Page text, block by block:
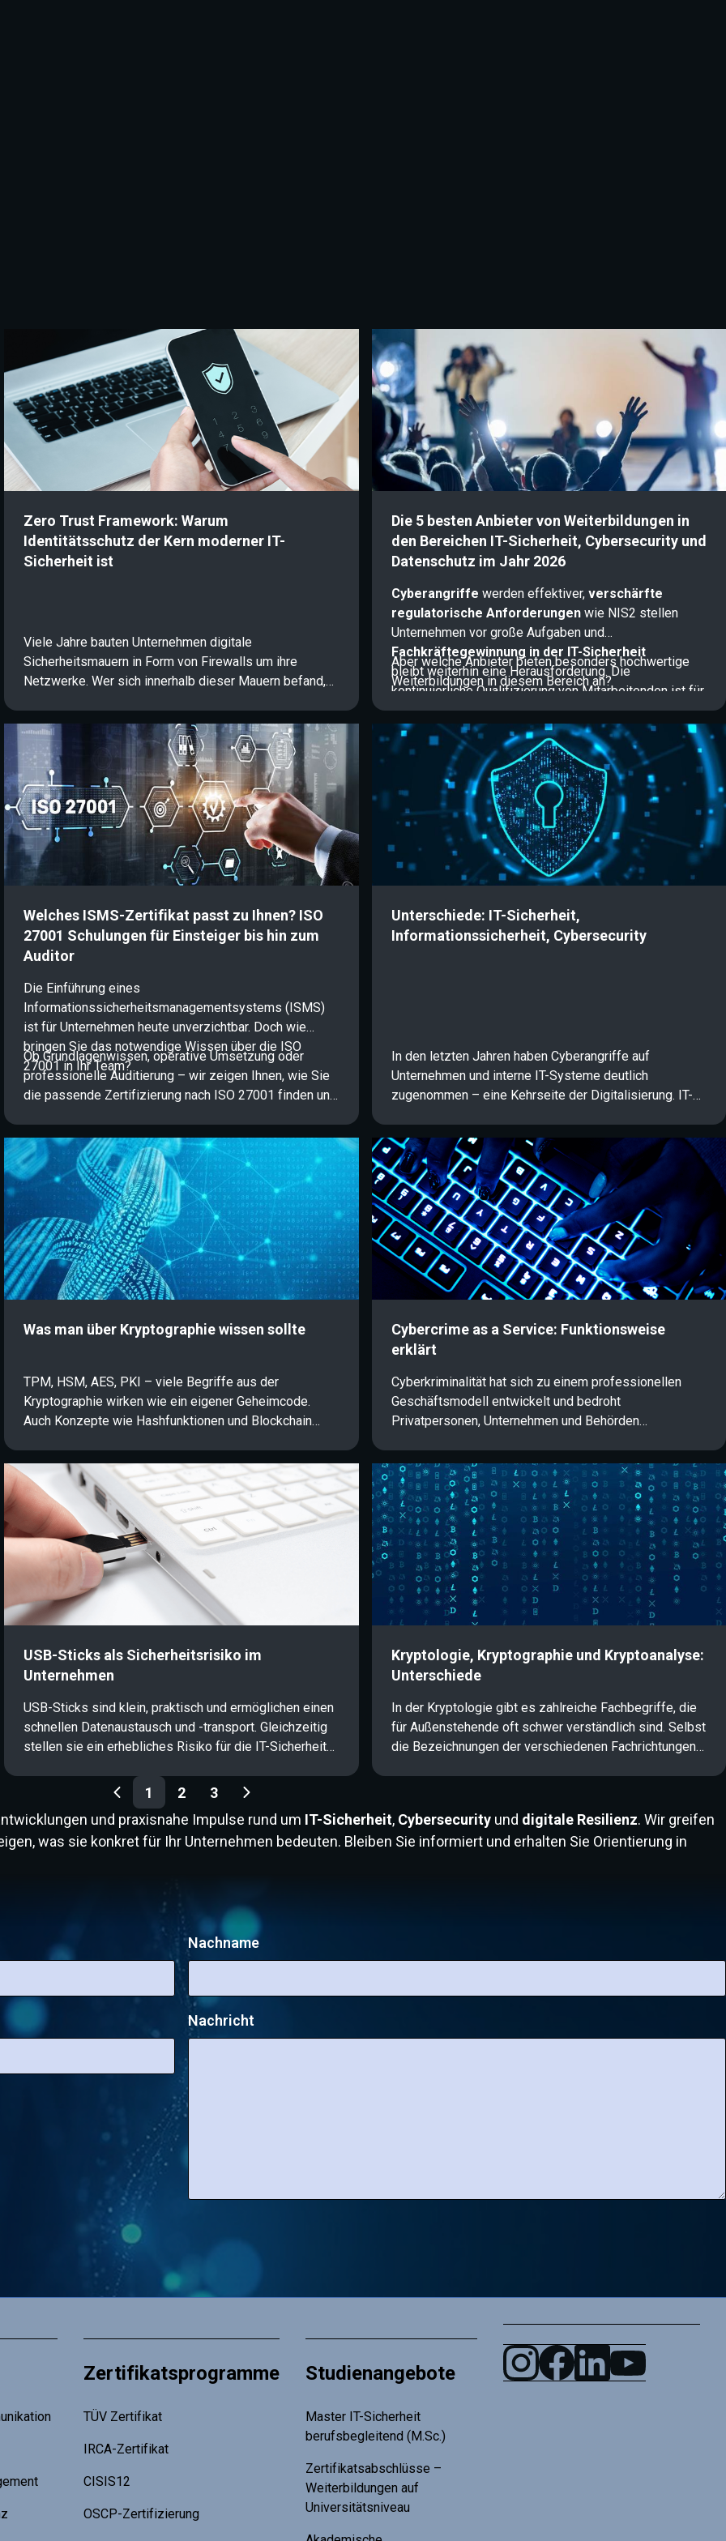
Zero Trust Framework: Warum
Identitätsschutz der Kern moderner IT-
Sicherheit ist
Viele Jahre bauten Unternehmen digitale
Sicherheitsmauern in Form von Firewalls um ihre
Netzwerke. Wer sich innerhalb dieser Mauern befand,
Arbeitsweise aus Cloud-Diensten, Homeoffice und
mobilen Endgeräten funktioniert dieses Vorgehen
jedoch nicht mehr. Ein modernes Zero Trust Framework
bricht daher mit dem Prinzip des Vorschussvertrauens
und verlagert den Sicherheitsanker direkt an die
Identität des Nutzers und des Geräts.
Die 5 besten Anbieter von Weiterbildungen in
den Bereichen IT-Sicherheit, Cybersecurity und
Datenschutz im Jahr 2026
Cyberangriffe werden effektiver, verschärfte
regulatorische Anforderungenwie NIS2 stellen
Unternehmen vor große Aufgaben und
Fachkräftegewinnung in der IT-Sicherheit
bleibt weiterhin eine Herausforderung. Die
kontinuierliche Qualifizierung von Mitarbeitenden ist für
Unternehmen daher längst zentraler Bestandteil einer
effektiven Cyberresilienzstrategie.
Aber welche Anbieter bieten besonders hochwertige
Weiterbildungen in diesem Bereich an?
Welches ISMS-Zertifikat passt zu Ihnen? ISO
27001 Schulungen für Einsteiger bis hin zum
Auditor
Die Einführung eines
Informationssicherheitsmanagementsystems (ISMS)
ist für Unternehmen heute unverzichtbar. Doch wie
bringen Sie das notwendige Wissen über die ISO
27001 in Ihr Team?
Ob Grundlagenwissen, operative Umsetzung oder
professionelle Auditierung – wir zeigen Ihnen, wie Sie
die passende Zertifizierung nach ISO 27001 finden und
vorantreiben.
Unterschiede: IT-Sicherheit,
Informationssicherheit, Cybersecurity
In den letzten Jahren haben Cyberangriffe auf
Unternehmen und interne IT-Systeme deutlich
zugenommen – eine Kehrseite der Digitalisierung. IT-
gewinnen daher immer mehr an Bedeutung. Für Nicht-
Experten ist es jedoch oft schwierig, den Überblick
über die unterschiedlichen Begriffe zu behalten. Dieser
Artikel gibt eine kompakte Übersicht über die
wichtigsten Definitionen und Unterschiede.
Was man über Kryptographie wissen sollte
TPM, HSM, AES, PKI – viele Begriffe aus der
Kryptographie wirken wie ein eigener Geheimcode.
Auch Konzepte wie Hashfunktionen und Blockchain
erhalten Sie einen verständlichen Überblick über die
wichtigsten Grundlagen der Kryptographie in der IT-
Sicherheit und erfahren, was sich hinter diesen
Begriffen verbirgt.
Cybercrime as a Service: Funktionsweise
erklärt
Cyberkriminalität hat sich zu einem professionellen
Geschäftsmodell entwickelt und bedroht
Privatpersonen, Unternehmen und Behörden
Service (CaaS) bieten Hacker ihre Tools und
Dienstleistungen zum Kauf an und begehen Straftaten
im Auftrag Dritter. In diesem Artikel erfahren Sie, wie
diese Form der professionalisierten Cyberkriminalität
funktioniert und welche Auswirkungen sie auf die IT-
Sicherheit und Informationssicherheit hat.
USB-Sticks als Sicherheitsrisiko im
Unternehmen
USB-Sticks sind klein, praktisch und ermöglichen einen
schnellen Datenaustausch und -transport. Gleichzeitig
stellen sie ein erhebliches Risiko für die IT-Sicherheit
angeschlossen werden, sind sie ein beliebter
Angriffsvektor für Cyberkriminelle. Wie USB-Angriffe
funktionieren und worauf Unternehmen beim Schutz
ihrer Daten achten sollten, erfahren Sie in diesem
Kryptologie, Kryptographie und Kryptoanalyse:
Unterschiede
In der Kryptologie gibt es zahlreiche Fachbegriffe, die
für Außenstehende oft schwer verständlich sind. Selbst
die Bezeichnungen der verschiedenen Fachrichtungen
worin liegen die Unterschiede? Dieser Artikel gibt einen
verständlichen Überblick und erklärt die zentralen
1 2
3
und praxisnahe Impulse rund um IT-Sicherheit, Cybersecurity und digitale Resilienz. Wir greifen
was sie konkret für Ihr Unternehmen bedeuten. Bleiben Sie informiert und erhalten Sie Orientierung in
Nachname
Nachricht
Zertifikatsprogramme
TÜV Zertifikat
IRCA-Zertifikat
CISIS12
OSCP-Zertifizierung
Studienangebote
Master IT-Sicherheit
berufsbegleitend (M.Sc.)
Zertifikatsabschlüsse –
Weiterbildungen auf
Universitätsniveau